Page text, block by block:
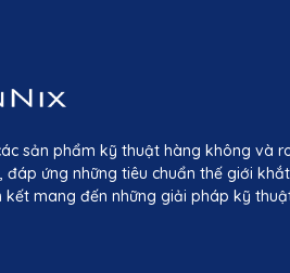
sản phẩm kỹ thuật hàng không và
đáp ứng những tiêu chuẩn thế giới
kết mang đến những giải pháp kỹ